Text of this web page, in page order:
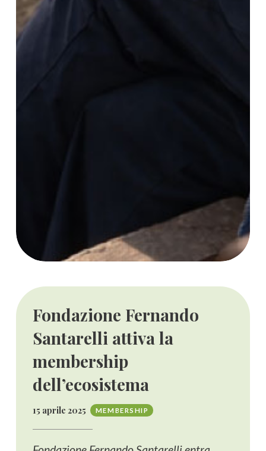
Fondazione Fernando
Santarelli attiva la
membership
dell’ecosistema
15 aprile 2025 MEMBERSHIP